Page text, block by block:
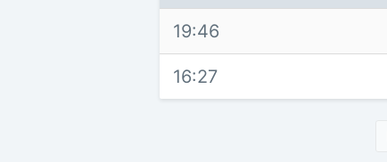
19:46
16:27